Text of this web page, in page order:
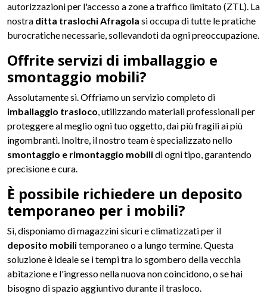
autorizzazioni per l'accesso a zone a traffico limitato (ZTL). La
nostra ditta traslochi Afragola si occupa di tutte le pratiche
burocratiche necessarie, sollevandoti da ogni preoccupazione.
Offrite servizi di imballaggio e
smontaggio mobili?
Assolutamente sì. Offriamo un servizio completo di
imballaggio trasloco, utilizzando materiali professionali per
proteggere al meglio ogni tuo oggetto, dai più fragili ai più
ingombranti. Inoltre, il nostro team è specializzato nello
smontaggio e rimontaggio mobilidi ogni tipo, garantendo
precisione e cura.
È possibile richiedere un deposito
temporaneo per i mobili?
Sì, disponiamo di magazzini sicuri e climatizzati per il
deposito mobilitemporaneo o a lungo termine. Questa
soluzione è ideale se i tempi tra lo sgombero della vecchia
abitazione e l'ingresso nella nuova non coincidono, o se hai
bisogno di spazio aggiuntivo durante il trasloco.